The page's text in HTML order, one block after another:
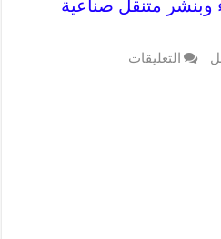
وبنشر متنقل صناعية
التعليقات